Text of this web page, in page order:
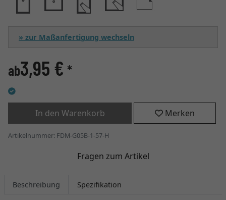
» zur Maßanfertigung wechseln
ab3,95 € *
In den Warenkorb Merken
Artikelnummer: FDM-G05B-1-57-H
Fragen zum Artikel
Beschreibung Spezifikation